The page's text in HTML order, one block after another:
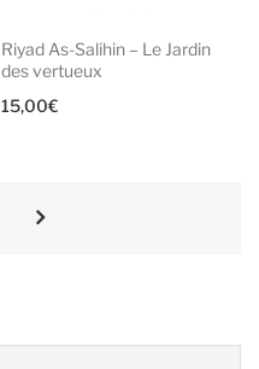
Riyad As-Salihin – Le Jardin
des vertueux
15,00€